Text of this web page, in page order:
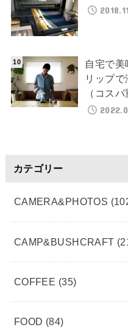
自宅で美
リップで
（コスパ
カテゴリー
CAMERA&PHOTOS
CAMP&BUSHCRAFT
COFFEE (35)
FOOD (84)